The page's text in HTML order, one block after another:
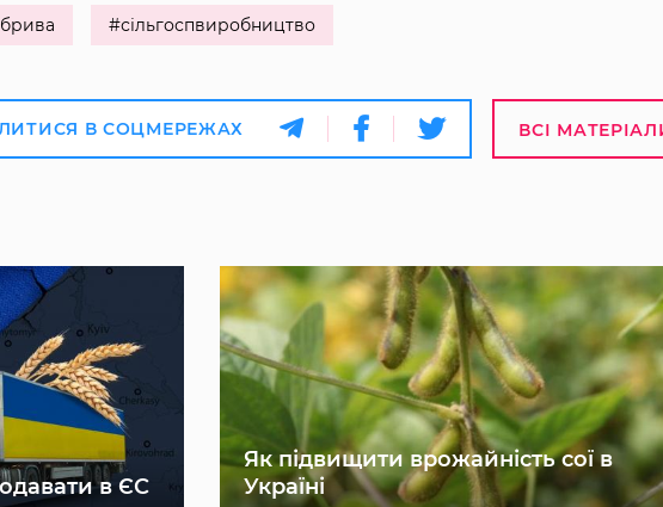
#сільгоспвиробництво
В СОЦМЕРЕЖАХ ВСІ
в ЄС
Як підвищити врожайність сої в
Україні